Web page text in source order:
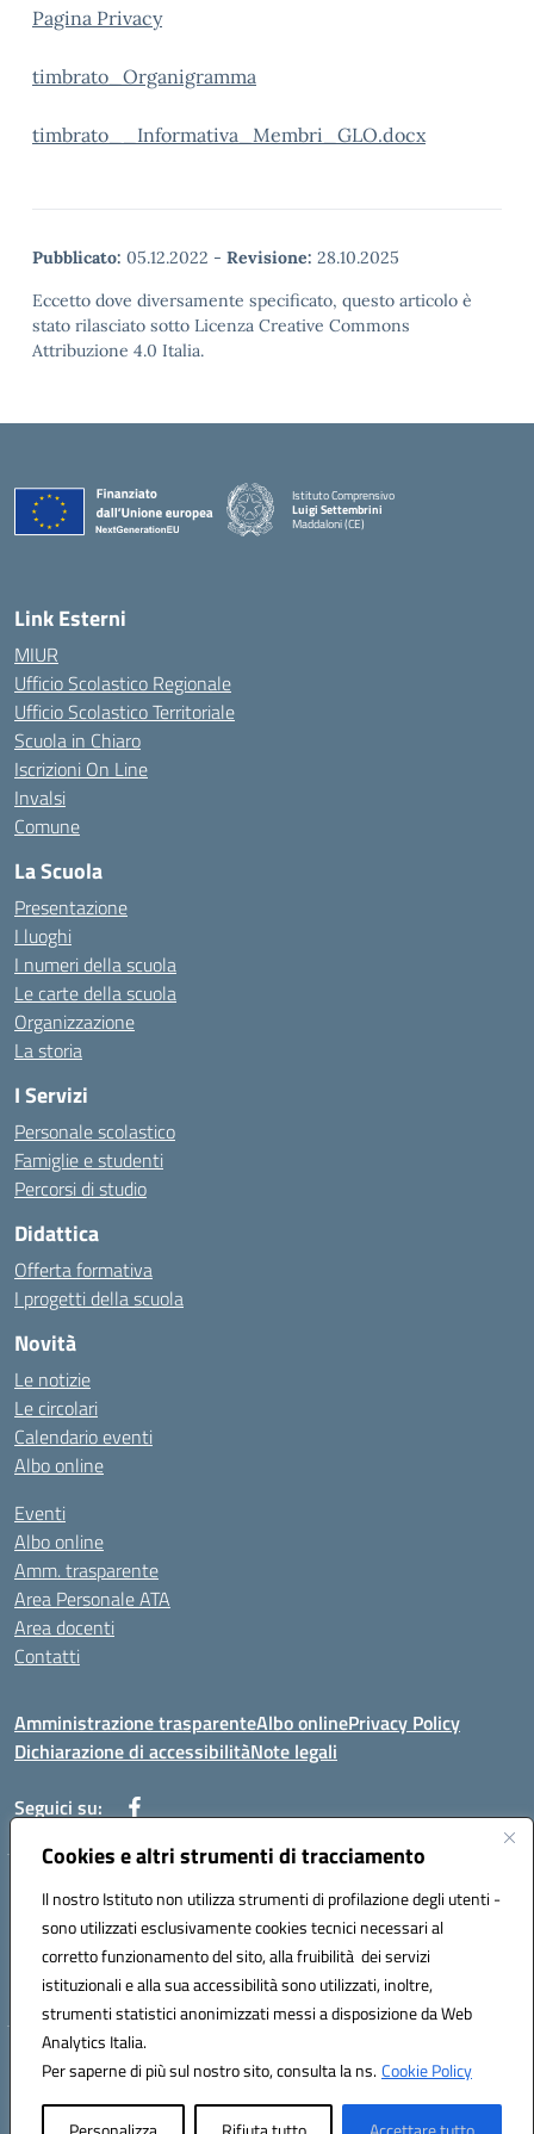
Cookies e altri strumenti di tracciamento
Il nostro Istituto non utilizza strumenti di profilazione degli utenti -
sono utilizzati esclusivamente cookies tecnici necessari al
corretto funzionamento del sito, alla fruibilità dei servizi
istituzionali e alla sua accessibilità sono utilizzati, inoltre,
strumenti statistici anonimizzati messi a disposizione da Web
Analytics Italia.
Per saperne di più sul nostro sito, consulta la ns.Cookie Policy
Pagina Privacy
timbrato_Organigramma
timbrato__Informativa_Membri_GLO.docx
Pubblicato: 05.12.2022 - Revisione: 28.10.2025
Eccetto dove diversamente specificato, questo articolo è
stato rilasciato sotto Licenza Creative Commons
Attribuzione 4.0 Italia.
Istituto Comprensivo
Luigi Settembrini
Maddaloni (CE)
Link Esterni
MIUR
Ufficio Scolastico Regionale
Ufficio Scolastico Territoriale
Scuola in Chiaro
Iscrizioni On Line
Invalsi
Comune
La Scuola
Presentazione
I luoghi
I numeri della scuola
Le carte della scuola
Organizzazione
La storia
I Servizi
Personale scolastico
Famiglie e studenti
Percorsi di studio
Didattica
Offerta formativa
I progetti della scuola
Novità
Le notizie
Le circolari
Calendario eventi
Albo online
Eventi
Albo online
Amm. trasparente
Area Personale ATA
Area docenti
Contatti
Amministrazione trasparenteAlbo onlinePrivacy Policy
Dichiarazione di accessibilitàNote legali
Seguici su:
Indirizzo: VIA BRECCIAME, 46 - 81024 MADDALONI (CE)
Mail: CEIC8AU001@istruzione.it - Pec: CEIC8AU001@pec.istruzione.it -
Telefono: 0823408721
Meccanografico: CEIC8AU001
Codice fiscale: 93086080616
Hosting & Powered by 3D Solution S.r.l.
Concept & Design by Designers Italia